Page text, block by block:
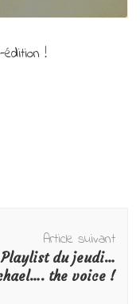
édition !
Article suivant
du jeudi…
the voice !